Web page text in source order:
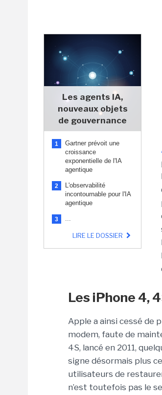
Les agents IA,
nouveaux objets
de gouvernance
1
Gartner prévoit une
croissance
exponentielle de l'IA
agentique
2
L'observabilité
incontournable pour l'IA
agentique
3 ...
LIRE LE DOSSIER
Les iPhone 4,
Apple a ainsi cessé de
modem, faute de
4S, lancé en 2011,
signe désormais plus
utilisateurs de
n’est toutefois pas le